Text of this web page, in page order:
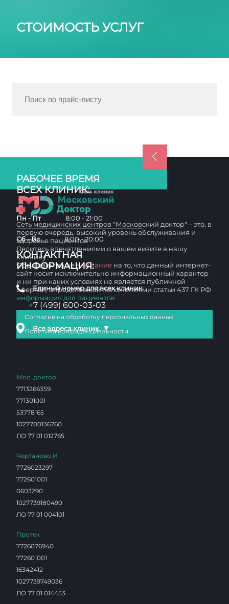
СТОИМОСТЬ УСЛУГ
РАБОЧЕЕ ВРЕМЯ
ВСЕХ КЛИНИК:
Пн - Пт 8:00 - 21:00
Сб - Вс 8:00 - 20:00
КОНТАКТНАЯ
ИНФОРМАЦИЯ:
Единый номер для всех клиник
+7 (499) 600-03-03
Все адреса клиник ▼
Сеть медицинских центров "Московский доктор" – это, в
первую очередь, высокий уровень обслуживания и
здоровье пациентов
Делитесь впечатлениями о вашем визите в нашу
клинику
Обращаем вашевнимание на то, что данный интернет-
сайт носит исключительно информационный характер
и ни при каких условиях не является публичной
офертой, определяемой положениями статьи 437 ГК РФ
информация для пациентов
Согласие на обработку персональных данных
Политика конфиденциальности
Мос. доктор
7713266359
771301001
53778165
1027700136760
ЛО 77 01 012765
Чертаново И
7726023297
772601001
0603290
1027739180490
ЛО 77 01 004101
Протек
7726076940
772601001
16342412
1027739749036
ЛО 77 01 014453